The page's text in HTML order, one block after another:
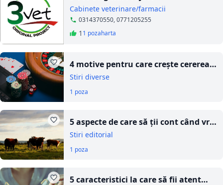
Cabinete veterinare/farmacii
0314370550, 0771205255
1 1 pozaharta
4 motive pentru care crește cererea
de cazinouri internaționale în
România
Stiri diverse
1 poza
5 aspecte de care să ții cont când vrei
să-ți deschizi o mică fermă
Stiri editorial
1 poza
5 caracteristici la care să fii atent